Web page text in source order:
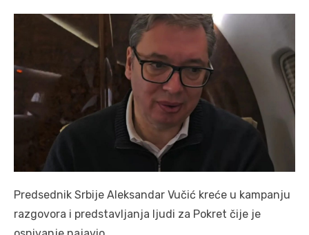
Predsednik Srbije Aleksandar Vučić kreće u kampanju
razgovora i predstavljanja ljudi za Pokret čije je